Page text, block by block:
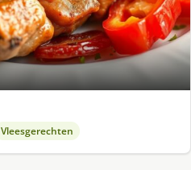
Vleesgerechten